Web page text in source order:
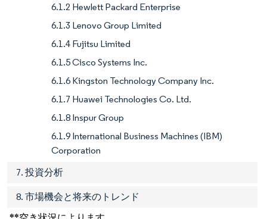
6.1.2 Hewlett Packard Enterprise
6.1.3 Lenovo Group Limited
6.1.4 Fujitsu Limited
6.1.5 Cisco Systems Inc.
6.1.6 Kingston Technology Company Inc.
6.1.7 Huawei Technologies Co. Ltd.
6.1.8 Inspur Group
6.1.9 International Business Machines (IBM)
Corporation
7. 投資分析
8. 市場機会と将来のトレンド